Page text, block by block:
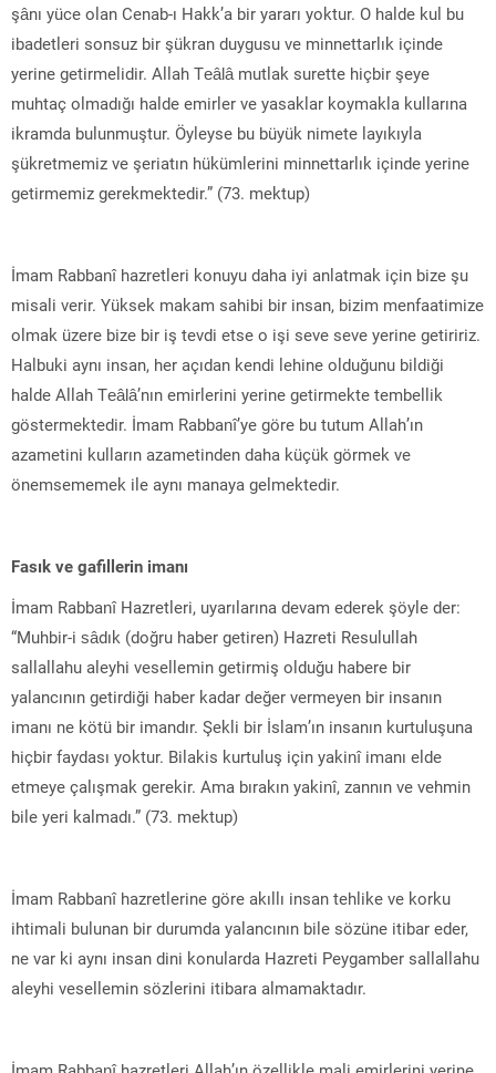
şânı yüce olan Cenab-ı Hakk’a bir yararı yoktur. O halde kul bu
ibadetleri sonsuz bir şükran duygusu ve minnettarlık içinde
yerine getirmelidir. Allah Teâlâ mutlak surette hiçbir şeye
muhtaç olmadığı halde emirler ve yasaklar koymakla kullarına
ikramda bulunmuştur. Öyleyse bu büyük nimete layıkıyla
şükretmemiz ve şeriatın hükümlerini minnettarlık içinde yerine
getirmemiz gerekmektedir.” (73. mektup)
İmam Rabbanî hazretleri konuyu daha iyi anlatmak için bize şu
misali verir. Yüksek makam sahibi bir insan, bizim menfaatimize
olmak üzere bize bir iş tevdi etse o işi seve seve yerine getiririz.
Halbuki aynı insan, her açıdan kendi lehine olduğunu bildiği
halde Allah Teâlâ’nın emirlerini yerine getirmekte tembellik
göstermektedir. İmam Rabbanî’ye göre bu tutum Allah’ın
azametini kulların azametinden daha küçük görmek ve
önemsememek ile aynı manaya gelmektedir.
Fasık ve gafillerin imanı
İmam Rabbanî Hazretleri, uyarılarına devam ederek şöyle der:
“Muhbir-i sâdık (doğru haber getiren) Hazreti Resulullah
sallallahu aleyhi vesellemin getirmiş olduğu habere bir
yalancının getirdiği haber kadar değer vermeyen bir insanın
imanı ne kötü bir imandır. Şekli bir İslam’ın insanın kurtuluşuna
hiçbir faydası yoktur. Bilakis kurtuluş için yakinî imanı elde
etmeye çalışmak gerekir. Ama bırakın yakinî, zannın ve vehmin
bile yeri kalmadı.” (73. mektup)
İmam Rabbanî hazretlerine göre akıllı insan tehlike ve korku
ihtimali bulunan bir durumda yalancının bile sözüne itibar eder,
ne var ki aynı insan dini konularda Hazreti Peygamber sallallahu
aleyhi vesellemin sözlerini itibara almamaktadır.